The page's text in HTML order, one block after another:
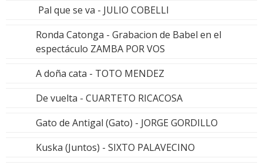
Pal que se va - JULIO COBELLI
Ronda Catonga - Grabacion de Babel en el
espectáculo ZAMBA POR VOS
A doña cata - TOTO MENDEZ
De vuelta - CUARTETO RICACOSA
Gato de Antigal (Gato) - JORGE GORDILLO
Kuska (Juntos) - SIXTO PALAVECINO